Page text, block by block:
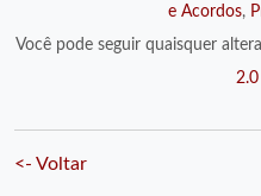
e Acordos,
Você pode seguir quaisquer
2.0
<- Voltar